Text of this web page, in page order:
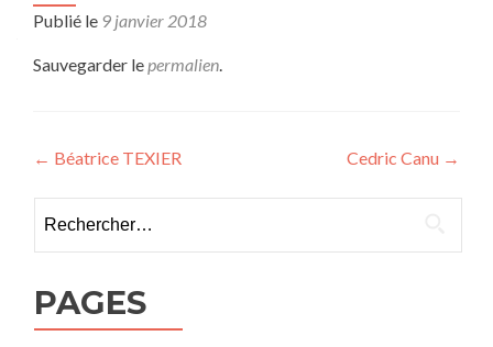
Publié le 9 janvier 2018
Sauvegarder lepermalien.
Navigation
de
l’article
← Béatrice TEXIER Cedric Canu →
PAGES